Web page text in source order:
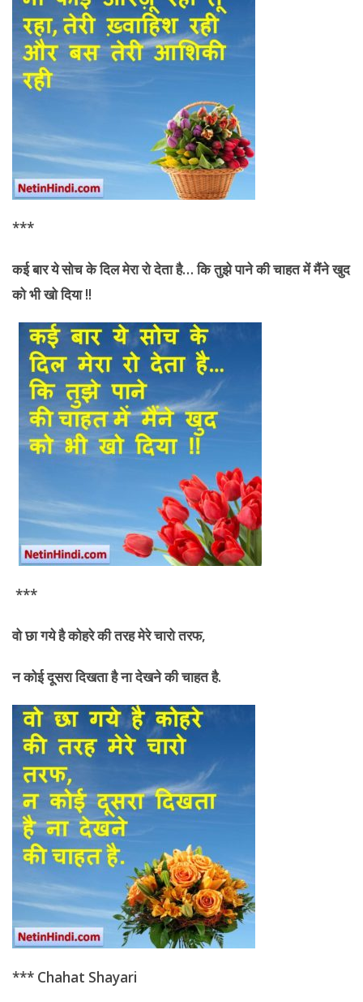
***
कई बार ये सोच के दिल मेरा रो देता है… कि तुझे पाने की चाहत में मैंने खुद
को भी खो दिया !!
***
वो छा गये है कोहरे की तरह मेरे चारो तरफ,
न कोई दूसरा दिखता है ना देखने कीचाहत है.
*** Chahat Shayari